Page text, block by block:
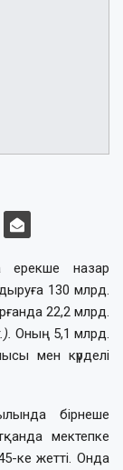
ерекше назар
130 млрд.
22,2 млрд.
Оның 5,1 млрд.
мен күрделі
бірнеше
мектепке
ке жетті. Онда